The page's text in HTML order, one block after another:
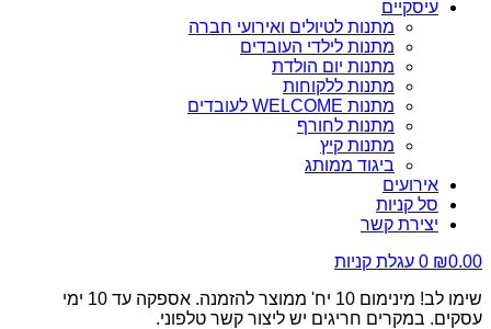
עיסקיים
מתנות לטיולים ואירועי חברה
מתנות לילדי העובדים
מתנות יום הולדת
מתנות ללקוחות
מתנות WELCOME לעובדים
מתנות לחורף
מתנות קיץ
ביגוד ממותג
אירועים
סל קניות
יצירת קשר
₪0.00
0 עגלת קניות
שימו לב! מינימום 10 יח' ממוצר להזמנה. אספקה עד 10 ימי
עסקים. במקרים חריגים יש ליצור קשר טלפוני.